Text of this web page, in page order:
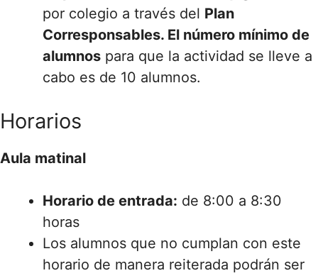
por colegio a través del Plan
Corresponsables. El número mínimo de
alumnos para que la actividad se lleve a
cabo es de 10 alumnos.
Horarios
Aula matinal
Horario de entrada: de 8:00 a 8:30
horas
Los alumnos que no cumplan con este
horario de manera reiterada podrán ser